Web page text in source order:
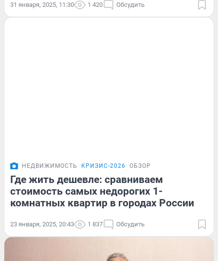
31 января, 2025, 11:30 1 420 Обсудить
НЕДВИЖИМОСТЬ КРИЗИС-2026 ОБЗОР
Где жить дешевле: сравниваем
стоимость самых недорогих 1-
комнатных квартир в городах России
23 января, 2025, 20:43 1 837 Обсудить